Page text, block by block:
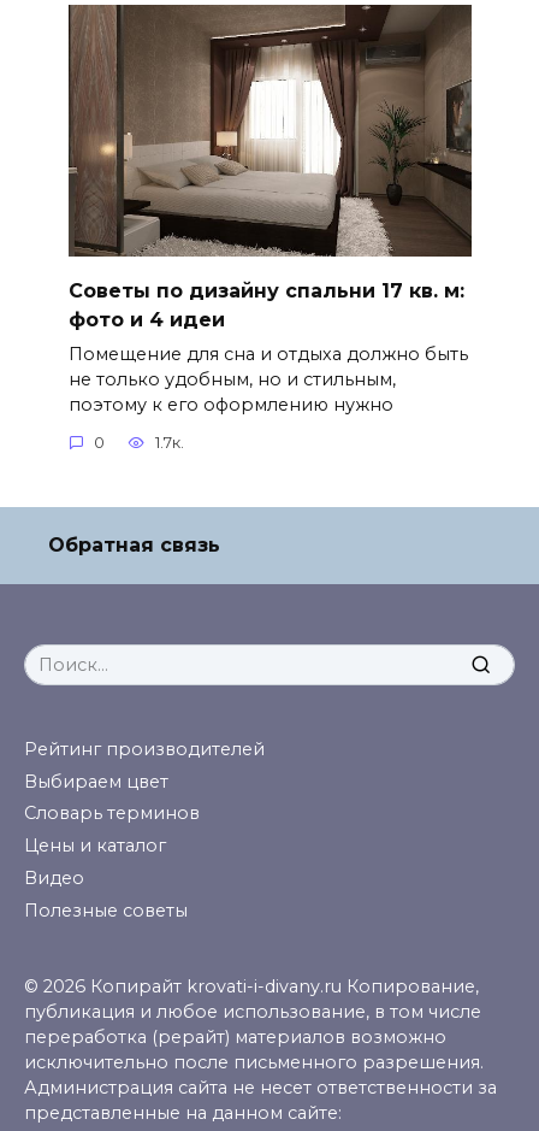
Советы по дизайну спальни 17 кв. м:
фото и 4 идеи
Помещение для сна и отдыха должно быть
не только удобным, но и стильным,
поэтому к его оформлению нужно
0 1.7к.
Обратная связь
Search
for:
Рейтинг производителей
Выбираем цвет
Словарь терминов
Цены и каталог
Видео
Полезные советы
© 2026 Копирайт krovati-i-divany.ru Копирование,
публикация и любое использование, в том числе
переработка (рерайт) материалов возможно
исключительно после письменного разрешения.
Администрация сайта не несет ответственности за
представленные на данном сайте: